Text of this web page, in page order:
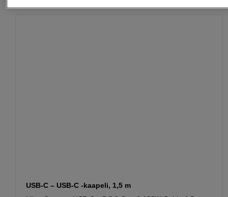
USB-C – USB-C -kaapeli, 1,5 m